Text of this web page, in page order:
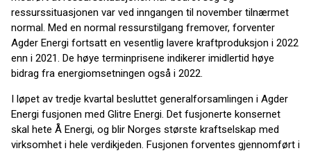
ressurssituasjonen var ved inngangen til november tilnærmet
normal. Med en normal ressurstilgang fremover, forventer
Agder Energi fortsatt en vesentlig lavere kraftproduksjon i 2022
enn i 2021. De høye terminprisene indikerer imidlertid høye
bidrag fra energiomsetningen også i 2022.
I løpet av tredje kvartal besluttet generalforsamlingen i Agder
Energi fusjonen med Glitre Energi. Det fusjonerte konsernet
skal hete Å Energi, og blir Norges største kraftselskap med
virksomhet i hele verdikjeden. Fusjonen forventes gjennomført i